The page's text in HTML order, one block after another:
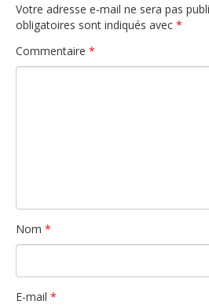
Votre adresse e-mail ne sera pas
obligatoires sont indiqués avec *
Commentaire *
Nom *
E-mail *